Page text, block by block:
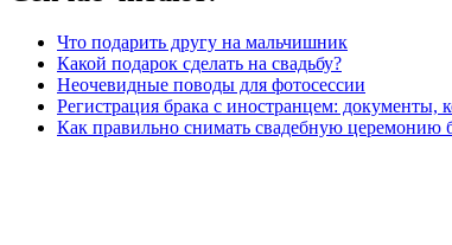
Что подарить другу на мальчишник
Какой подарок сделать на свадьбу?
Неочевидные поводы для фотосессии
Регистрация брака с иностранцем:
Как правильно снимать свадебную церемонию